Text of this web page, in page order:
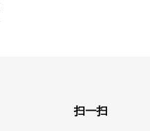
扫一扫